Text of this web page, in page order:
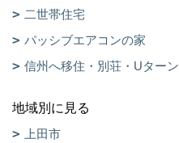
二世帯住宅
パッシブエアコンの家
信州へ移住・別荘・Uターン
地域別に見る
上田市